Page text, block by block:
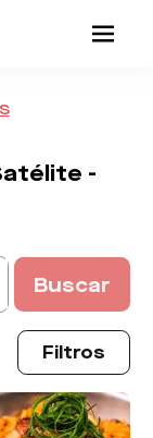
-
Buscar
Filtros